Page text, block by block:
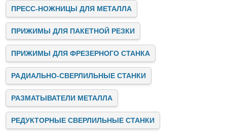
обслуживание оборудования и электричество.
Заключение
Stalex — это лидер на рынке промышленных станков,
предлагающий инновационные, надёжные и
высокопроизводительные решения для бизнеса. Мы
помогаем предприятиям автоматизировать и улучшать
производственные процессы, предоставляя качественное
оборудование, консультации и поддержку на всех этапах
сотрудничества.
Если вы ищете надёжного партнёра для модернизации
своего производства, свяжитесь с нами. Stalex готов
предложить вам лучшие решения для успешного развития
вашего бизнеса!
ПРЕСС-НОЖНИЦЫ ДЛЯ МЕТАЛЛА
ПРИЖИМЫ ДЛЯ ПАКЕТНОЙ РЕЗКИ
ПРИЖИМЫ ДЛЯ ФРЕЗЕРНОГО СТАНКА
РАДИАЛЬНО-СВЕРЛИЛЬНЫЕ СТАНКИ
РАЗМАТЫВАТЕЛИ МЕТАЛЛА
РЕДУКТОРНЫЕ СВЕРЛИЛЬНЫЕ СТАНКИ